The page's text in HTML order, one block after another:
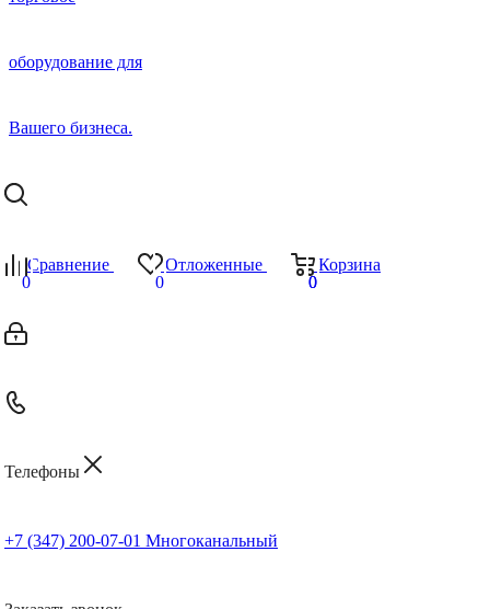
Сравнение
0
Отложенные
0
Корзина
0
0
Телефоны
+7 (347) 200-07-01 Многоканальный